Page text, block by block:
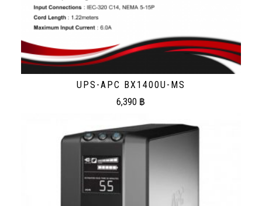
UPS-APC BX1400U-MS
6,390 ฿